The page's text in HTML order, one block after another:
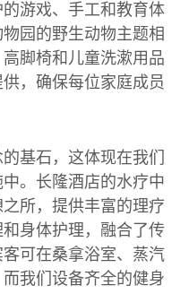
游戏、手工和教育体
园的野生动物主题相
脚椅和儿童洗漱用品
，确保每位家庭成员
基石，这体现在我们
。长隆酒店的水疗中
所，提供丰富的理疗
身体护理，融合了传
可在桑拿浴室、蒸汽
我们设备齐全的健身